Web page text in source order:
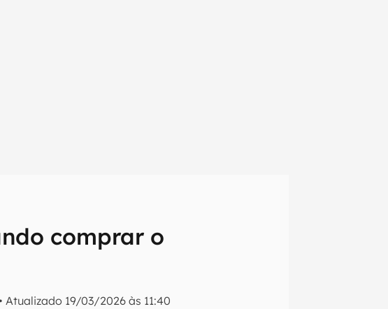
comprar o
•Atualizado 19/03/2026 às 11:40
tecnologia em primeira